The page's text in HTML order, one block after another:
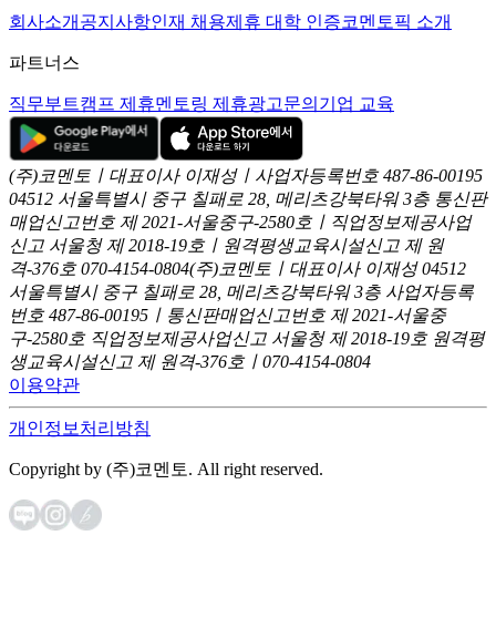
회사소개 공지사항인재 채용제휴 대학 인증코멘토픽 소개
파트너스
직무부트캠프 제휴멘토링 제휴광고문의 기업 교육
(주)코멘토ㅣ대표이사 이재성ㅣ사업자등록번호 487-86-00195
04512 서울특별시 중구 칠패로 28, 메리츠강북타워 3층 통신판
매업신고번호 제 2021-서울중구-2580호ㅣ직업정보제공사업
신고 서울청 제 2018-19호ㅣ원격평생교육시설신고 제 원
격-376호 070-4154-0804(주)코멘토ㅣ대표이사 이재성 04512
서울특별시 중구 칠패로 28, 메리츠강북타워 3층 사업자등록
번호 487-86-00195ㅣ통신판매업신고번호 제 2021-서울중
구-2580호 직업정보제공사업신고 서울청 제 2018-19호 원격평
생교육시설신고 제 원격-376호ㅣ070-4154-0804
이용약관
개인정보처리방침
Copyright by (주)코멘토. All right reserved.